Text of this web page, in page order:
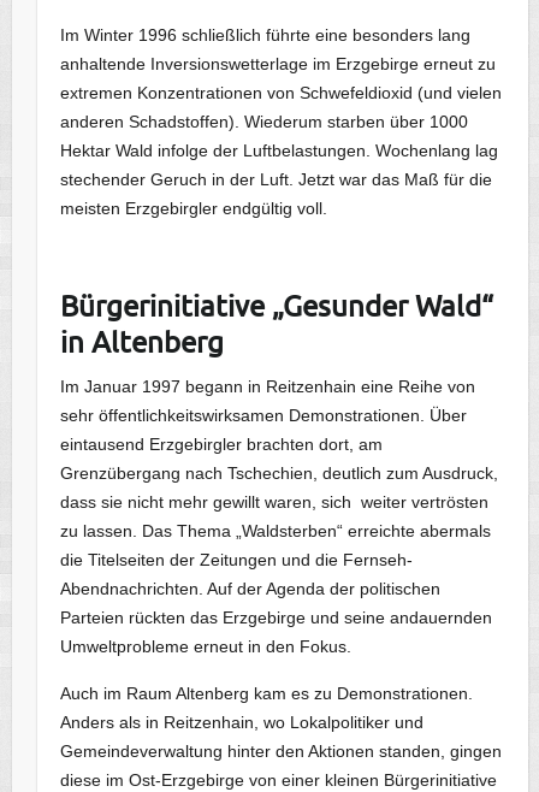
Im Winter 1996 schließlich führte eine besonders lang
anhaltende Inversionswetterlage im Erzgebirge erneut zu
extremen Konzentrationen von Schwefeldioxid (und vielen
anderen Schadstoffen). Wiederum starben über 1000
Hektar Wald infolge der Luftbelastungen. Wochenlang lag
stechender Geruch in der Luft. Jetzt war das Maß für die
meisten Erzgebirgler endgültig voll.
Bürgerinitiative „Gesunder Wald“
in Altenberg
Im Januar 1997 begann in Reitzenhain eine Reihe von
sehr öffentlichkeitswirksamen Demonstrationen. Über
eintausend Erzgebirgler brachten dort, am
Grenzübergang nach Tschechien, deutlich zum Ausdruck,
dass sie nicht mehr gewillt waren, sich weiter vertrösten
zu lassen. Das Thema „Waldsterben“ erreichte abermals
die Titelseiten der Zeitungen und die Fernseh-
Abendnachrichten. Auf der Agenda der politischen
Parteien rückten das Erzgebirge und seine andauernden
Umweltprobleme erneut in den Fokus.
Auch im Raum Altenberg kam es zu Demonstrationen.
Anders als in Reitzenhain, wo Lokalpolitiker und
Gemeindeverwaltung hinter den Aktionen standen, gingen
diese im Ost-Erzgebirge von einer kleinen Bürgerinitiative